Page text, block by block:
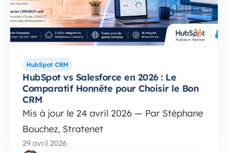
HubSpot CRM
HubSpot vs Salesforce en 2026 : Le
Comparatif Honnête pour Choisir le Bon
CRM
Mis à jour le 24 avril 2026 — Par Stéphane
Bouchez, Stratenet
29 avril 2026